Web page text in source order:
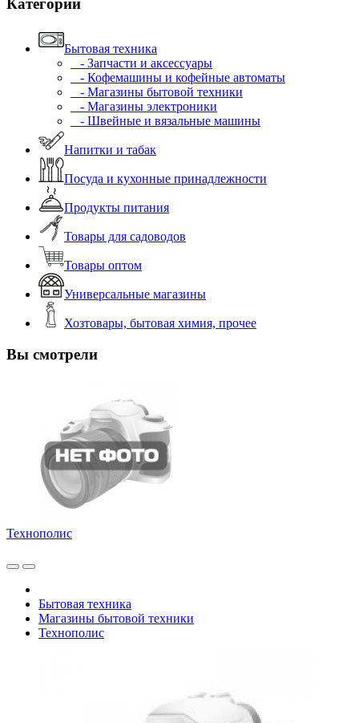
Категории
Бытовая техника
- Запчасти и аксессуары
- Кофемашины и кофейные автоматы
- Магазины бытовой техники
- Магазины электроники
- Швейные и вязальные машины
Напитки и табак
Посуда и кухонные принадлежности
Продукты питания
Товары для садоводов
Товары оптом
Универсальные магазины
Хозтовары, бытовая химия, прочее
Вы смотрели
Технополис
Бытовая техника
Магазины бытовой техники
Технополис